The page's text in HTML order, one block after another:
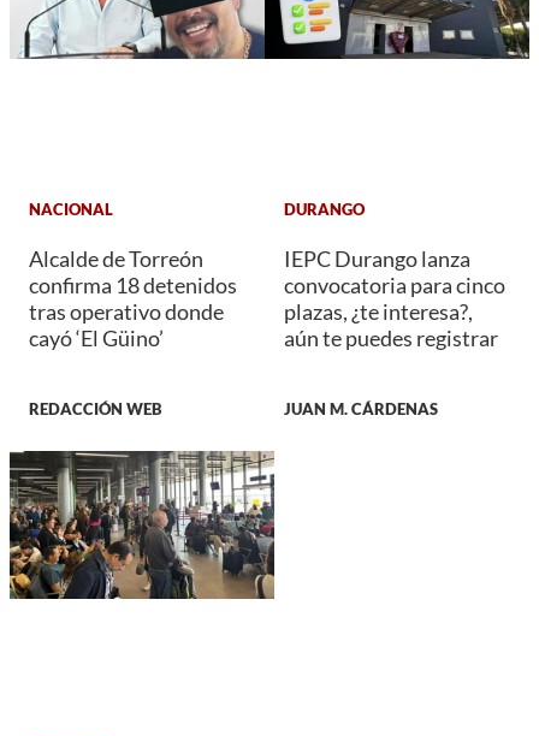
NACIONAL
Alcalde de Torreón
confirma 18 detenidos
tras operativo donde
cayó ‘El Güino’
REDACCIÓN WEB
DURANGO
IEPC Durango lanza
convocatoria para cinco
plazas, ¿te interesa?,
aún te puedes registrar
JUAN M. CÁRDENAS